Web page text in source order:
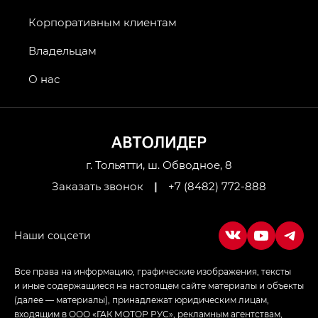
GT, Джи Эль — GL
GS4 — Джи Эс 4 (GS4) в комплектациях Джи Би
привод — GB AWD, Джи Эль Полный привод —
Джи Ти — GT, Джи Икс — GX,
Джи Икс ПРЕМИУМ — GX PREMIUM, ЛАУНЖ —
Empow — Эмпау (Empow) в комплектации
г. Тольятти, ш. Обводное, 8
Заказать звонок
| +7 (8482) 772-888
Корпоративным клиентам
Владельцам
О нас
Все права на информацию, графические изображения, тексты
и иные содержащиеся на настоящем сайте материалы и объекты
(далее — материалы), принадлежат юридическим лицам,
входящим в ООО «ГАК МОТОР РУС», рекламным агентствам,